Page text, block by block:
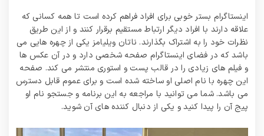
اینستاگرام بستر خوبی برای افراد فراهم کرده است تا همه کسانی که
علاقه دارند با افراد دیگر ارتباط مستقیم برقرار کنند و از این طریق
نظرات خود را به اشتراک بگذارند. ناتان ویلیامز یکی از چهره هایی می
باشد که در فضای اینستاگرام صفحه شخصی دارد و در آن عکس ها
و فیلم های زیادی را در قالب پست و استوری منتشر می کند. صفحه
این چهره با نام اصلی او ساخته شده است و برای عموم قابل دسترس
می باشد. شما می توانید با مراجعه به این برنامه و جستجو نام او
پیج آن را پیدا کنید و یکی از دنبال کننده های آن شوید.